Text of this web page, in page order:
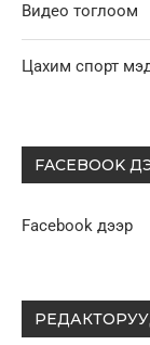
Видео тоглоом
Цахим спорт
FACEBOOK
Facebook дээр